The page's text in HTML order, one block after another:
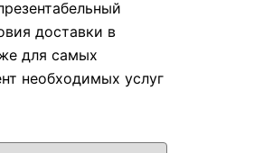
доставки в
для самых
необходимых услуг